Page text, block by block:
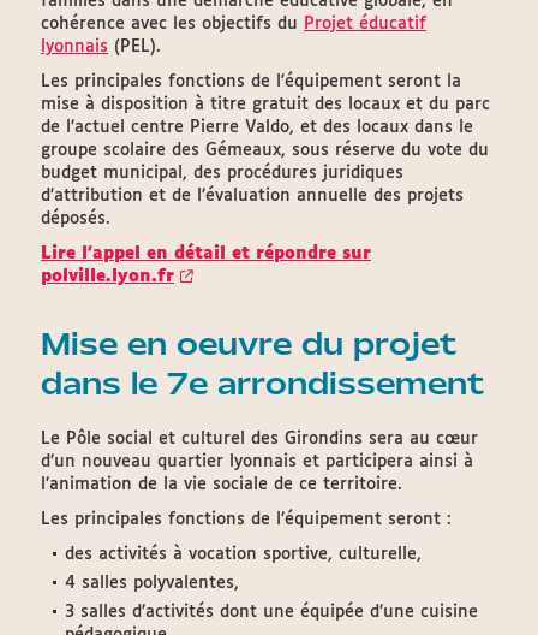
cohérence avec les objectifs du
Projet éducatif
lyonnais (PEL).
Les principales fonctions de l'équipement seront la
mise à disposition à titre gratuit des locaux et du parc
de l’actuel centre Pierre Valdo, et des locaux dans le
groupe scolaire des Gémeaux, sous réserve du vote du
budget municipal, des procédures juridiques
d’attribution et de l’évaluation annuelle des projets
déposés.
Lire l'appel en détail et répondre sur
polville.lyon.fr
Mise en oeuvre du projet
dans le 7e arrondissement
Le Pôle social et culturel des Girondins sera au cœur
d’un nouveau quartier lyonnais et participera ainsi à
l’animation de la vie sociale de ce territoire.
Les principales fonctions de l’équipement seront :
des activités à vocation sportive, culturelle,
4 salles polyvalentes,
3 salles d’activités dont une équipée d’une cuisine